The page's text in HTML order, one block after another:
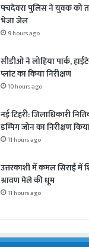
पचदेवरा पुलिस ने युवक को
भेजा जेल
9 hours ago
सीडीओ ने लोहिया पार्क,
प्लांट का किया निरीक्षण
10 hours ago
नई टिहरी: जिलाधिकारी
डम्पिंग जोन का निरीक्षण
11 hours ago
उत्तरकाशी में कमल सिराईं में
श्रावण मेले की धूम
11 hours ago